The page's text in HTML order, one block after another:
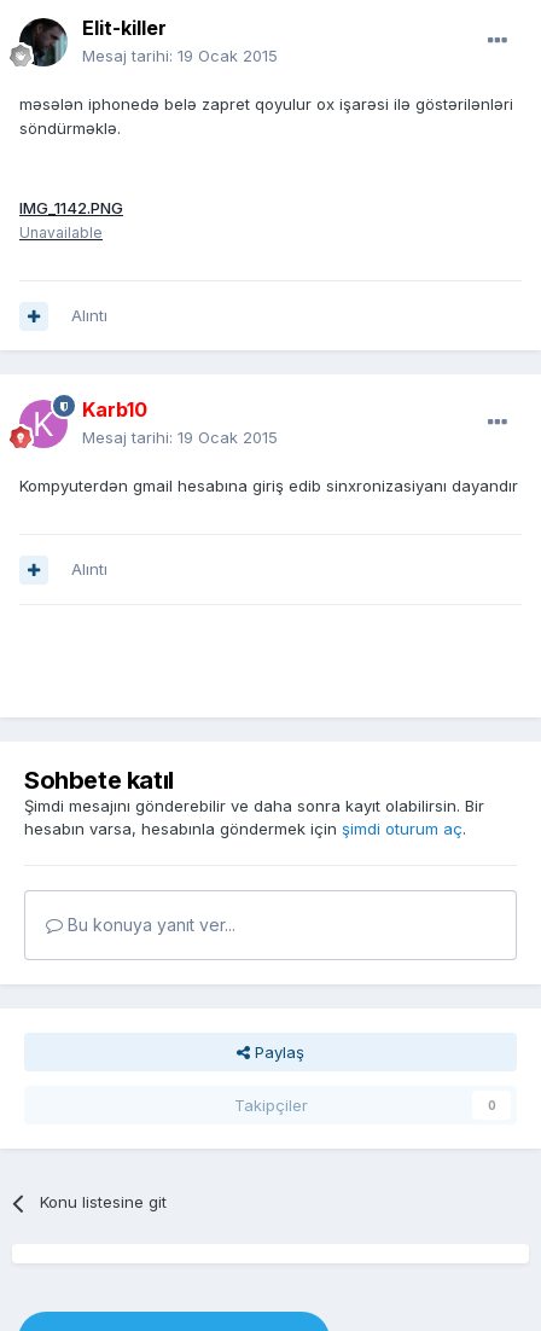
Elit-killer
Mesaj tarihi: 19 Ocak 2015
məsələn iphonedə belə zapret qoyulur ox işarəsi ilə göstərilənləri
söndürməklə.
IMG_1142.PNG
Unavailable
Alıntı
Karb10
Mesaj tarihi: 19 Ocak 2015
Kompyuterdən gmail hesabına giriş edib sinxronizasiyanı dayandır
Alıntı
Sohbete katıl
Şimdi mesajını gönderebilir ve daha sonra kayıt olabilirsin. Bir
hesabın varsa, hesabınla göndermek için şimdi oturum aç.
Bu konuya yanıt ver...
Paylaş
Takipçiler 0
Konu listesine git